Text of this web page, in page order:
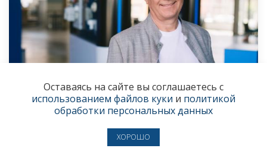
«Мы остаёмся пермской компанией
из любви к своей малой родине»
Председатель совета директоров АО «ЭР-Телеком
Оставаясь на сайте вы соглашаетесь с
использованием файлов куки и политикой
обработки персональных данных
ХОРОШО